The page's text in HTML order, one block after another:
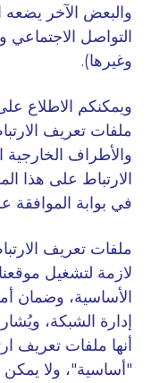
والبعض الآخر
التواصل الاجتماعي
وغيرها).
ويمكنكم الاطلاع
ملفات تعريف
والأطراف
الارتباط على هذا
في بوابة الموافقة
ملفات تعريف
لازمة لتشغيل
الأساسية، وضمان
إدارة الشبكة،
أنها ملفات تعريف
"أساسية"، ولا